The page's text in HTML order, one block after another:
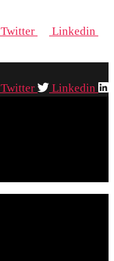
Twitter Linkedin
Twitter Linkedin